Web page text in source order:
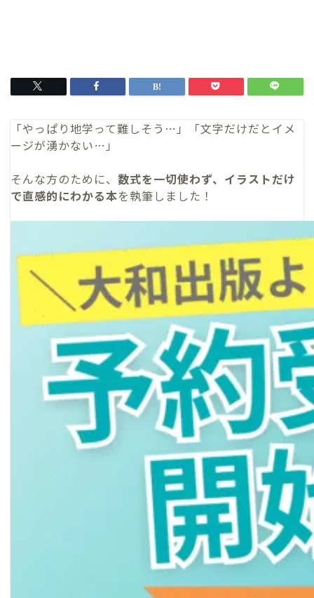
「やっぱり地学って難しそう…」「文字だけだとイメ
ージが湧かない…」
そんな方のために、 数式を一切使わず、イラストだけ
で直感的にわかる本を執筆しました！